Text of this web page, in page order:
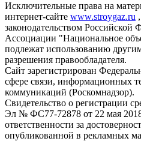
Исключительные права на
интернет-сайте www.stroygaz.ru
законодательством Российской
Ассоциации "Национальное
подлежат использованию
разрешения правообладателя.
Сайт зарегистрирован
сфере связи, информационных
коммуникаций (Роскомнадзор).
Свидетельство о регистрации
Эл № ФС77-72878 от 22 мая 2018
ответственности за
опубликованной в рекламных